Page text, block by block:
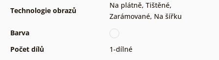
Technologie obrazů
Na plátně, Tištěné,
Zarámované, Na šířku
Barva
Počet dílů
1-dílné